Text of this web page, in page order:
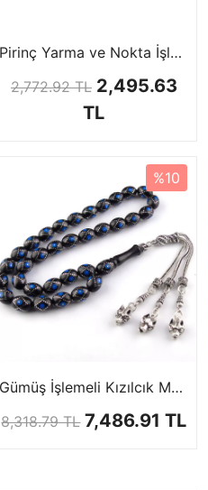
Pirinç Yarma ve Nokta İşlemeli Gürcistan Taşı Tesbihi
2,772.92 TL 2,495.63
TL
%10
Gümüş İşlemeli Kızılcık Model Gürcistan Oltu Tesbih
8,318.79 TL 7,486.91 TL